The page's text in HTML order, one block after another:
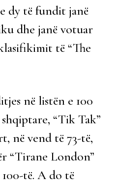
dy të fundit janë
dhe janë votuar
të “The
në listën e 100
“Tik Tak”
në vend të 73-të,
“Tirane London”
të. A do të